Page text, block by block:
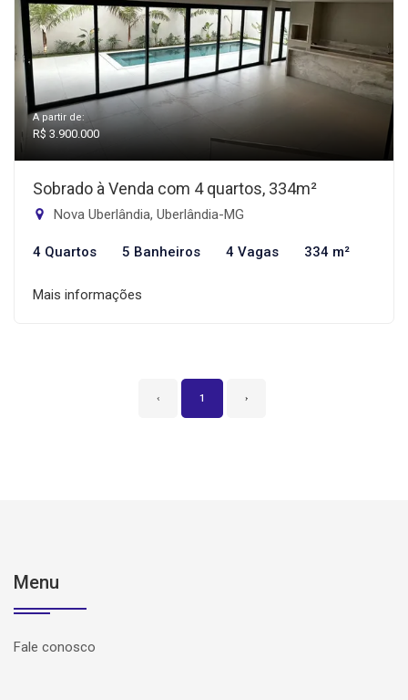
A partir de:
R$ 3.900.000
Sobrado à Venda com 4 quartos, 334m²
Nova Uberlândia, Uberlândia-MG
4 Quartos 5 Banheiros 4 Vagas 334 m²
Mais informações
‹ 1 ›
Menu
Fale conosco